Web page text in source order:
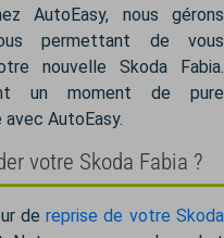
AutoEasy, nous gérons
permettant de vous
nouvelle Skoda Fabia.
un moment de pure
AutoEasy.
votre Skoda Fabia ?
dereprise de votre Skoda